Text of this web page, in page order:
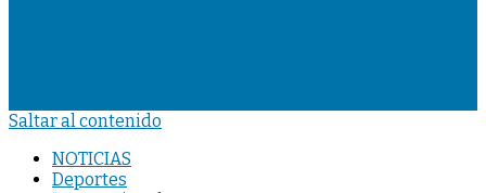
Saltar al contenido
NOTICIAS
Deportes